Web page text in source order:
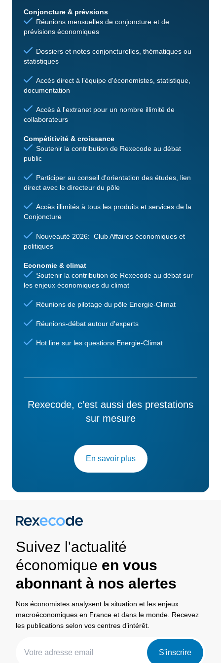
Conjoncture & prévsions
Réunions mensuelles de conjoncture et de
prévisions économiques
Dossiers et notes conjoncturelles, thématiques ou
statistiques
Accès direct à l'équipe d'économistes, statistique,
documentation
Accès à l'extranet pour un nombre illimité de
collaborateurs
Compétitivité & croissance
Soutenir la contribution de Rexecode au débat
public
Participer au conseil d'orientation des études, lien
direct avec le directeur du pôle
Accès illimités à tous les produits et services de la
Conjoncture
Nouveauté 2026: Club Affaires économiques et
politiques
Economie & climat
Soutenir la contribution de Rexecode au débat sur
les enjeux économiques du climat
Réunions de pilotage du pôle Energie-Climat
Réunions-débat autour d'experts
Hot line sur les questions Energie-Climat
Rexecode, c’est aussi des prestations
sur mesure
En savoir plus
Suivez l'actualité
économique en vous
abonnant à nos alertes
Nos économistes analysent la situation et les enjeux
macroéconomiques en France et dans le monde. Recevez
les publications selon vos centres d’intérêt.
S'inscrire